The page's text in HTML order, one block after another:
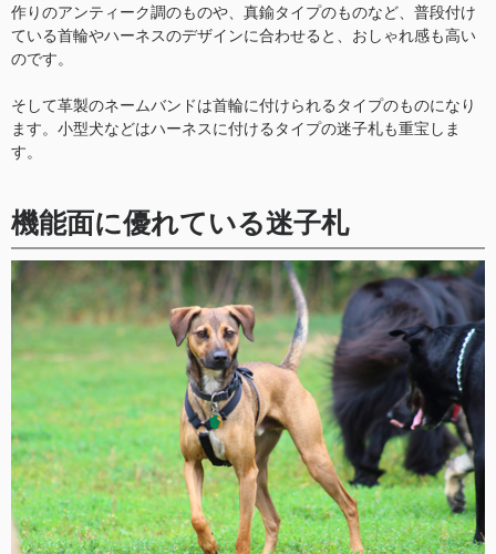
作りのアンティーク調のものや、真鍮タイプのものなど、普段付け
ている首輪やハーネスのデザインに合わせると、おしゃれ感も高い
のです。
そして革製のネームバンドは首輪に付けられるタイプのものになり
ます。小型犬などはハーネスに付けるタイプの迷子札も重宝しま
す。
機能面に優れている迷子札